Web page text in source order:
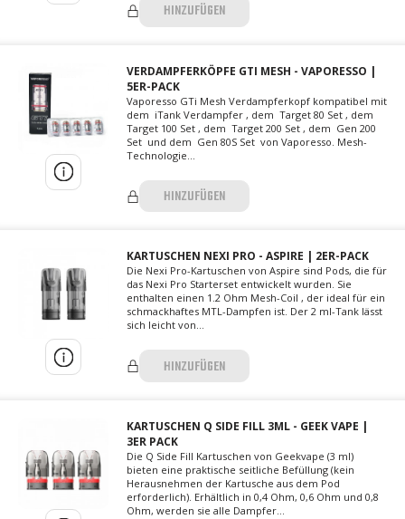
HINZUFÜGEN
VERDAMPFERKÖPFE GTI MESH - VAPORESSO |
5ER-PACK
Vaporesso GTi Mesh Verdampferkopf kompatibel mit
dem iTank Verdampfer , dem Target 80 Set , dem
Target 100 Set , dem Target 200 Set , dem Gen 200
Set und dem Gen 80S Set von Vaporesso. Mesh-
Technologie...
HINZUFÜGEN
KARTUSCHEN NEXI PRO - ASPIRE | 2ER-PACK
Die Nexi Pro-Kartuschen von Aspire sind Pods, die für
das Nexi Pro Starterset entwickelt wurden. Sie
enthalten einen 1.2 Ohm Mesh-Coil , der ideal für ein
schmackhaftes MTL-Dampfen ist. Der 2 ml-Tank lässt
sich leicht von...
HINZUFÜGEN
KARTUSCHEN Q SIDE FILL 3ML - GEEK VAPE |
3ER PACK
Die Q Side Fill Kartuschen von Geekvape (3 ml)
bieten eine praktische seitliche Befüllung (kein
Herausnehmen der Kartusche aus dem Pod
erforderlich). Erhältlich in 0,4 Ohm, 0,6 Ohm und 0,8
Ohm, werden sie alle Dampfer...